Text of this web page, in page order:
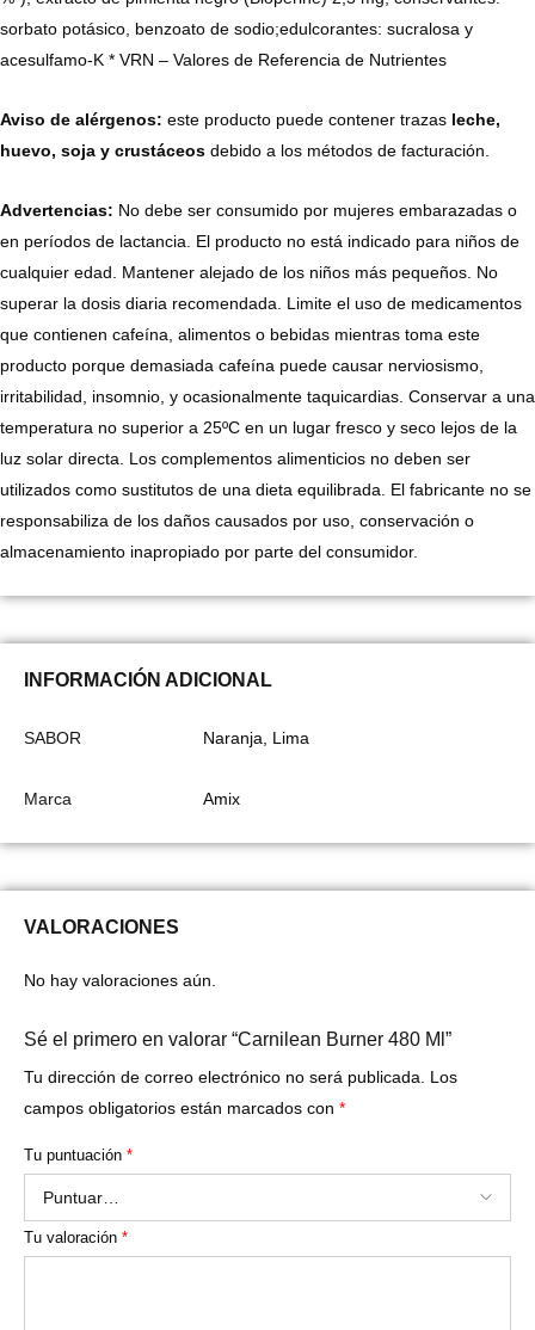
sorbato potásico, benzoato de sodio;edulcorantes: sucralosa y
acesulfamo-K * VRN – Valores de Referencia de Nutrientes
Aviso de alérgenos: este producto puede contener trazas leche,
huevo, soja y crustáceos debido a los métodos de facturación.
Advertencias: No debe ser consumido por mujeres embarazadas o
en períodos de lactancia. El producto no está indicado para niños de
cualquier edad. Mantener alejado de los niños más pequeños. No
superar la dosis diaria recomendada. Limite el uso de medicamentos
que contienen cafeína, alimentos o bebidas mientras toma este
producto porque demasiada cafeína puede causar nerviosismo,
irritabilidad, insomnio, y ocasionalmente taquicardias. Conservar a una
temperatura no superior a 25ºC en un lugar fresco y seco lejos de la
luz solar directa. Los complementos alimenticios no deben ser
utilizados como sustitutos de una dieta equilibrada. El fabricante no se
responsabiliza de los daños causados por uso, conservación o
almacenamiento inapropiado por parte del consumidor.
INFORMACIÓN ADICIONAL
SABOR Naranja, Lima
Marca Amix
VALORACIONES
No hay valoraciones aún.
Sé el primero en valorar “Carnilean Burner 480 Ml”
Tu dirección de correo electrónico no será publicada.
Los
campos obligatorios están marcados con *
Tu puntuación *
Tu valoración *